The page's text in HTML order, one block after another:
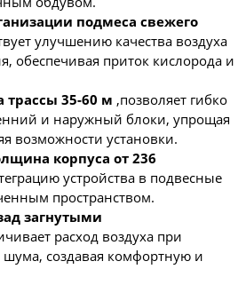
подмеса свежего
улучшению качества воздуха
обеспечивая приток кислорода и
трассы 35-60 м ,позволяет гибко
и наружный блоки, упрощая
возможности установки.
корпуса от 236
устройства в подвесные
пространством.
загнутыми
расход воздуха при
создавая комфортную и